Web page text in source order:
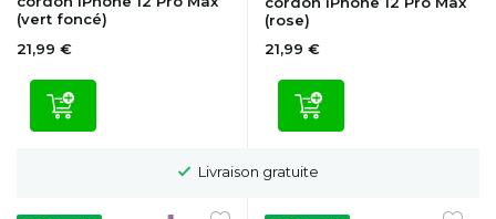
(vert foncé)
21,99 €
(rose)
21,99 €
Délai de rétractation de 100